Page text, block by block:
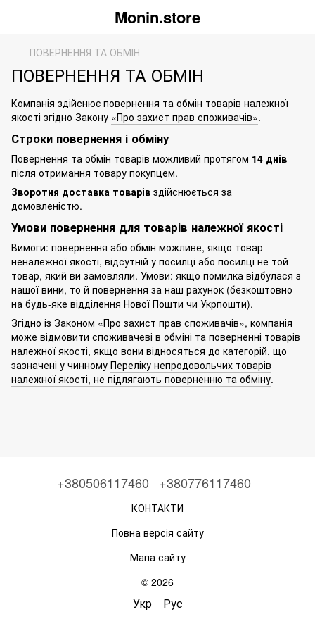
Monin.store
ПОВЕРНЕННЯ ТА ОБМІН
ПОВЕРНЕННЯ ТА ОБМІН
Компанія здійснює повернення та обмін товарів належної
якості згідно Закону «Про захист прав споживачів».
Строки повернення і обміну
Повернення та обмін товарів можливий протягом 14 днів
після отримання товару покупцем.
Зворотня доставка товарів здійснюється за
домовленістю.
Умови повернення для товарів належної якості
Вимоги: повернення або обмін можливе, якщо товар
неналежної якості, відсутній у посилці або посилці не той
товар, який ви замовляли. Умови: якщо помилка відбулася з
нашої вини, то й повернення за наш рахунок (безкоштовно
на будь-яке відділення Нової Пошти чи Укрпошти).
Згідно із Законом «Про захист прав споживачів», компанія
може відмовити споживачеві в обміні та поверненні товарів
належної якості, якщо вони відносяться до категорій, що
зазначені у чинному Переліку непродовольчих товарів
належної якості, не підлягають поверненню та обміну.
+380506117460 +380776117460
КОНТАКТИ
Повна версія сайту
Мапа сайту
© 2026
Укр Рус